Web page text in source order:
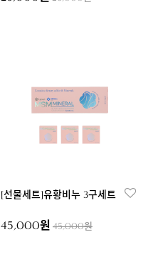
[선물세트]유황비누 3구세트
45,000원 45,000원